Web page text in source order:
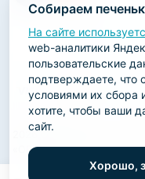
Собираем
На сайте
web-аналитики
пользовательские
подтверждаете, что
условиями их сбора
хотите, чтобы ваши
сайт.
Хорошо,
ПОДПИСКА НА
2026 ООО «Научно-
«ОРТОДЕНТ»